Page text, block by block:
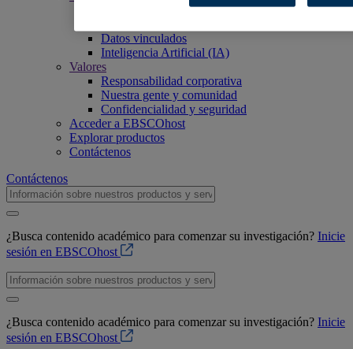
Datos vinculados
Inteligencia Artificial (IA)
Valores
Responsabilidad corporativa
Nuestra gente y comunidad
Confidencialidad y seguridad
Acceder a EBSCOhost
Explorar productos
Contáctenos
Contáctenos
¿Busca contenido académico para comenzar su investigación? Inicie
sesión en EBSCOhost
¿Busca contenido académico para comenzar su investigación? Inicie
sesión en EBSCOhost